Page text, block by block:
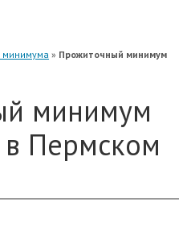
минимума » Прожиточный минимум
минимум
Пермском